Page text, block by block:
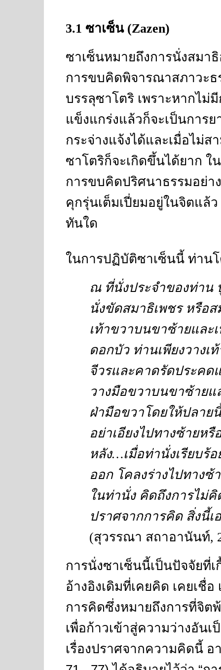
3.1 ซาเซ็น(Zazen)
ซาเซ็นหมายถึงการนั่งสมา
การขบคิดพิจารณาสภาวะธ
บรรลุซาโตริ เพราะหากไม่
แข็งแกร่งแล้วก็จะเป็นการ
กระจ่างแจ้งได้และเมื่อไม่
ซาโตริก็จะเกิดขึ้นได้ยาก
การขบคิดปริศนาธรรมอย่า
คุกรุ่นเต็มเปี่ยมอยู่ในจิตแล้ว
ทันใด
ในการปฏิบัติซาเซ็นนี้ ท่าน
ณ ที่นั่งประจำของท่าน
นั่งขัดสมาธิเพชร หรือ
เท้าขวาบนขาซ้ายและ
ดอกบัว ท่านเพียงวาง
จีวรและคาดรัดประคด
วางมือขวาบนขาซ้าย
ฝ่ามือขวาโดยให้ปลาย
อย่าเอียงไปทางซ้ายห
หลัง…เมื่อท่านั่งเรียบร้
ออก โคลงร่างไปทาง
ในท่านั่ง คิดถึงการไม่
ปราศจากการคิด สิ่งนี้
(สุวรรณา สถาอานันท์,
การนั่งซาเซ็นนี้เป็นปัจจัยที่
อ้างอิงเดิมที่เคยคิด เคยเชื่
การคิดซึ่งหมายถึงการที่จิต
เพื่อก้าวเข้าสู่ความว่างอัน
เรื่องปราศจากความคิดนี้